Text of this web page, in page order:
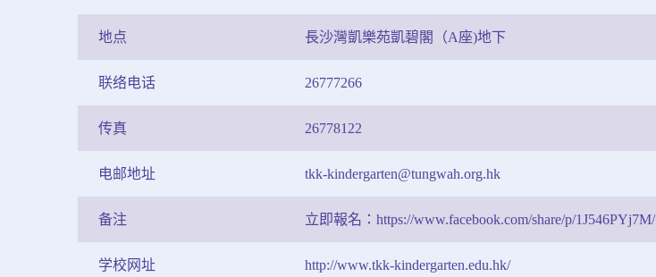
地点 長沙灣凱樂苑凱碧閣（A座)地下
联络电话 26777266
传真 26778122
电邮地址 tkk-kindergarten@tungwah.org.hk
备注 立即報名：https://www.facebook.com/share/p/1J546PYj7M/
学校网址 http://www.tkk-kindergarten.edu.hk/